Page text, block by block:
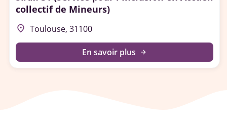
collectif de Mineurs)
place Toulouse, 31100
En savoir plus arrow_forward